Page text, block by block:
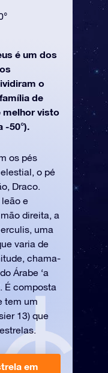
é um dos
o
de
melhor visto
-50°).
os pés
o pé
Draco.
e
direita, a
uma
varia de
chama-
Árabe ‘a
É composta
tem um
13) que
em